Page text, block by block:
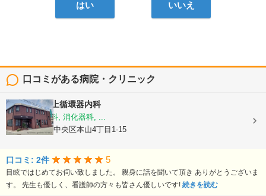
はい いいえ
口コミがある病院・クリニック
医療法人村上循環器内科
内科, 呼吸器科, 消化器科, ...
熊本県熊本市中央区本山4丁目1-15
口コミ: 2件 5
目眩ではじめてお伺い致しました。 親身に話を聞いて頂き ありがとうございま
す。 先生も優しく、看護師の方々も皆さん優しいです! 続きを読む